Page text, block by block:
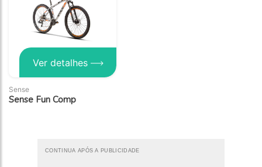
Ver detalhes
Sense
Sense Fun Comp
CONTINUA APÓS A PUBLICIDADE